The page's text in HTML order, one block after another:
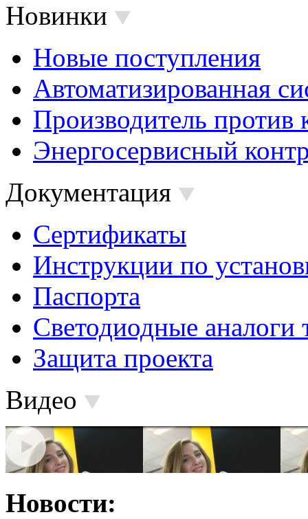
Новинки
Новые поступления
Автоматизированная
Производитель против
Энергосервисный
Документация
Сертификаты
Инструкции по
Паспорта
Светодиодные аналоги
Защита проекта
Видео
Новости: